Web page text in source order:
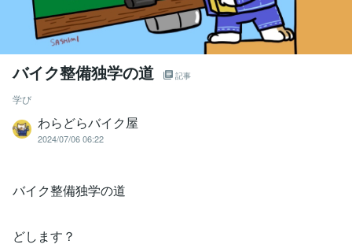
バイク整備独学の道 記事
学び
わらどらバイク屋
2024/07/06 06:22
バイク整備独学の道
どします？